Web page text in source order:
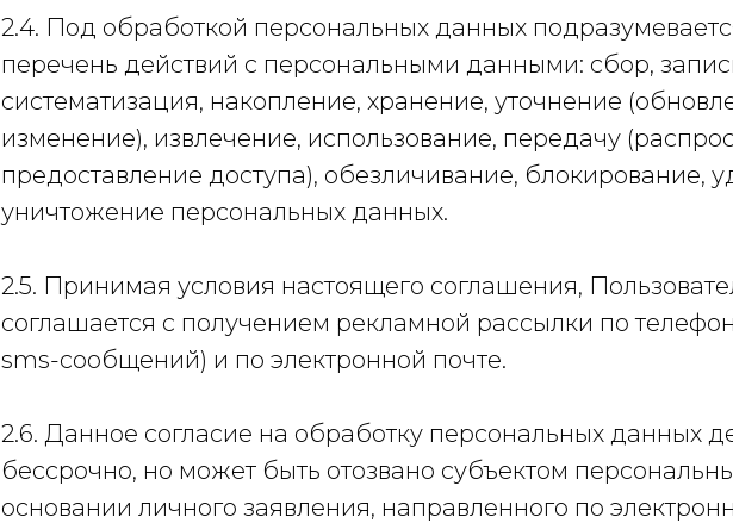
2.4. Под обработкой персональных данных
перечень действий с персональными данными: сбор,
систематизация, накопление, хранение, уточнение
изменение), извлечение, использование, передачу
предоставление доступа), обезличивание, блокирование,
уничтожение персональных данных.
2.5. Принимая условия настоящего соглашения,
соглашается с получением рекламной рассылки по
sms-сообщений) и по электронной почте.
2.6. Данное согласие на обработку персональных данных
бессрочно, но может быть отозвано субъектом
основании личного заявления, направленного по